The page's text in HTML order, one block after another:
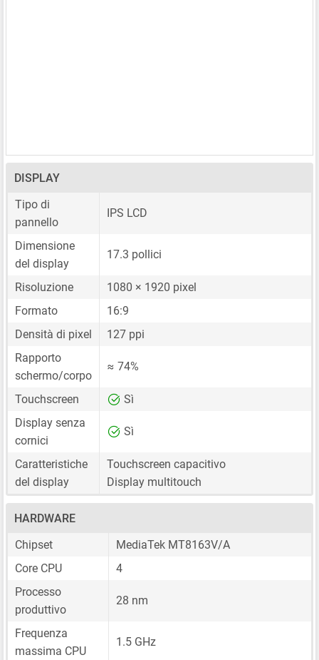
DISPLAY
Tipo di
pannello
IPS LCD
Dimensione
del display
17.3 pollici
Risoluzione
1080 × 1920 pixel
Formato
16:9
Densità di pixel
127 ppi
Rapporto
schermo/corpo
≈ 74%
Touchscreen
Sì
Display senza
cornici
Sì
Caratteristiche
del display
Touchscreen capacitivo
Display multitouch
HARDWARE
Chipset
MediaTek MT8163V/A
Core CPU
4
Processo
produttivo
28 nm
Frequenza
massima CPU
1.5 GHz